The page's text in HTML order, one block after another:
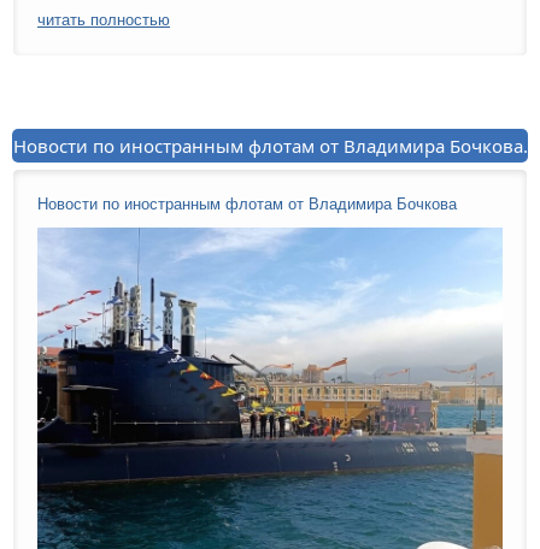
читать полностью
Новости по иностранным флотам от Владимира Бочкова.
Новости по иностранным флотам от Владимира Бочкова